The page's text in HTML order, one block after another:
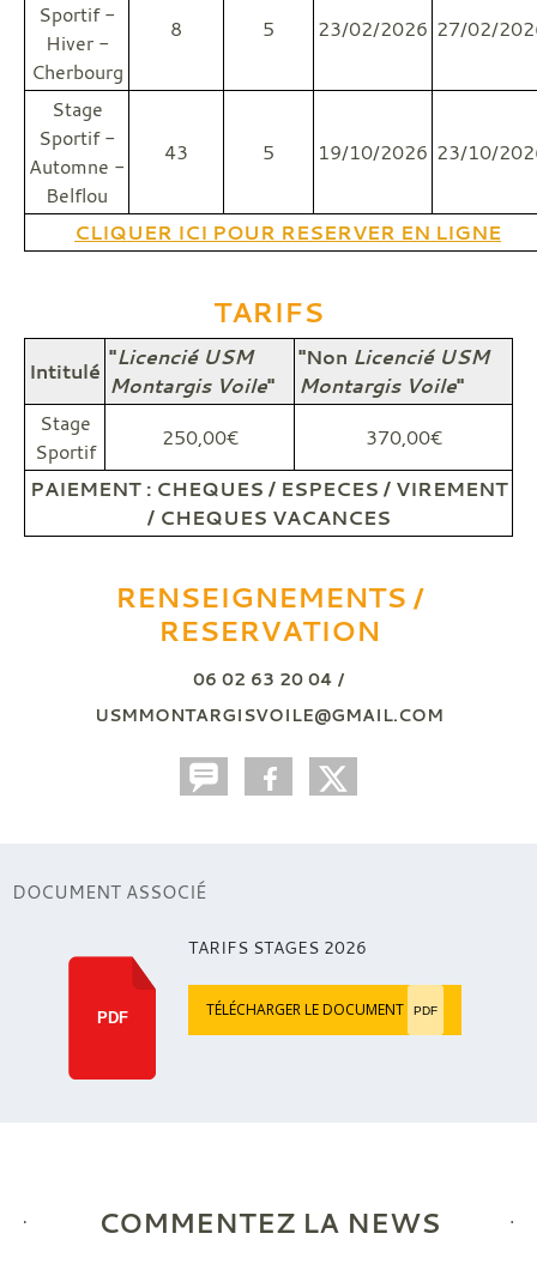
Sportif -
Hiver -
Cherbourg
8 5 23/02/2026 27/02/
Stage
Sportif -
Automne -
Belflou
43 5 19/10/2026 23/10/
CLIQUER ICI POUR RESERVER EN LIGNE
TARIFS
Intitulé
"Licencié USM
Montargis Voile"
"Non Licencié USM
Montargis Voile"
Stage
Sportif
250,00€
370,00€
PAIEMENT : CHEQUES / ESPECES / VIREMENT
/ CHEQUES VACANCES
RENSEIGNEMENTS /
RESERVATION
06 02 63 20 04 /
USMMONTARGISVOILE@GMAIL.COM
DOCUMENT ASSOCIÉ
PDF
TARIFS STAGES 2026
TÉLÉCHARGER LE DOCUMENT PDF
COMMENTEZ LA NEWS